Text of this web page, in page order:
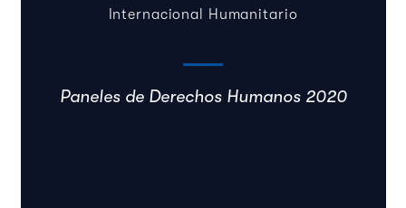
Internacional Humanitario
Paneles de Derechos Humanos 2020